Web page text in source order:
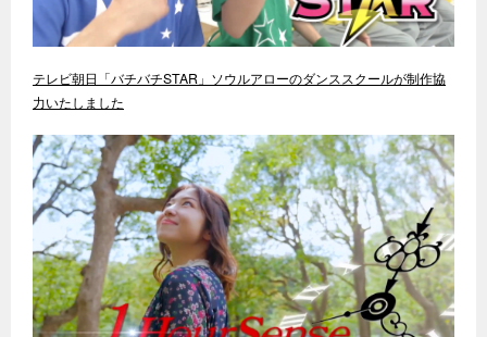
テレビ朝日「バチバチSTAR」ソウルアローのダンススクールが制作協
力いたしました